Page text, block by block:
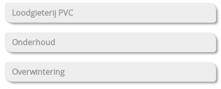
Loodgieterij PVC
Onderhoud
Overwintering